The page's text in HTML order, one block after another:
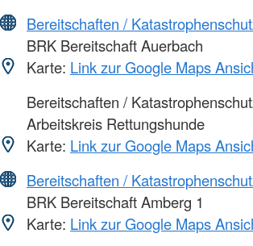
Bereitschaften /
BRK Bereitschaft Auerbach
Karte: Link zur Google Maps
Bereitschaften /
Arbeitskreis Rettungshunde
Karte: Link zur Google Maps
Bereitschaften /
BRK Bereitschaft Amberg 1
Karte: Link zur Google Maps